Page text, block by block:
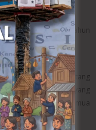
hingga puluhan tahun
tetapi juga tentang
pembuatan talud yang
perawatan, semua